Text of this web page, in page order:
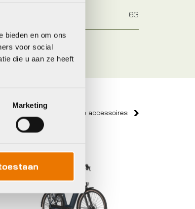
bieden en om ons
voor social
die u aan ze heeft
Marketing
63
Bekijk alle accessoires
Gazelle